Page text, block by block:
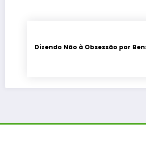
Dizendo Não à Obsessão por